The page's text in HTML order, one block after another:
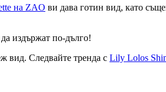
на ZAO ви дава готин вид, като
издържат по-дълго!
вид. Следвайте тренда с Lily Lolos